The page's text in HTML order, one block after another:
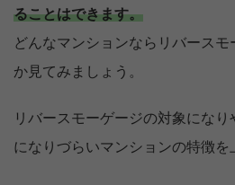
ることはできます。
どんなマンションならリバース
か見てみましょう。
リバースモーゲージの対象にな
になりづらいマンションの特徴を